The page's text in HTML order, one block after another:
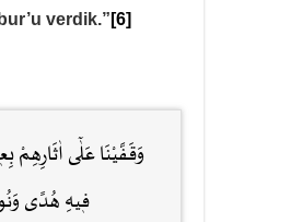
verdik.” [6]
وَقَفَّيْنَا عَلٰٓى
فٖيهِ هُدًى